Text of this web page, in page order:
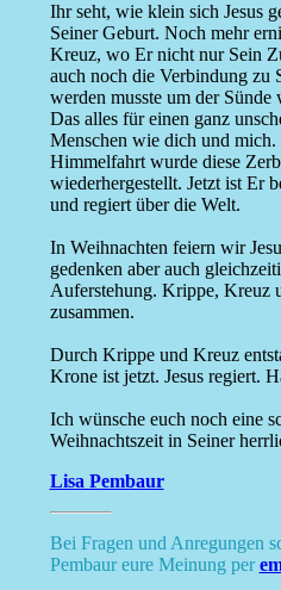
Ihr seht, wie klein sich Jesus
Seiner Geburt. Noch mehr
Kreuz, wo Er nicht nur Sein
auch noch die Verbindung zu
werden musste um der Sünde
Das alles für einen ganz
Menschen wie dich und
Himmelfahrt wurde diese
wiederhergestellt. Jetzt ist Er
und regiert über die Welt.
In Weihnachten feiern wir
gedenken aber auch
Auferstehung. Krippe, Kreuz
zusammen.
Durch Krippe und Kreuz
Krone ist jetzt. Jesus regiert.
Ich wünsche euch noch eine
Weihnachtszeit in Seiner
Lisa Pembaur
Bei Fragen und Anregungen
Pembaur eure Meinung per